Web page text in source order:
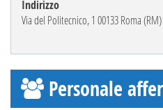
Indirizzo
Via del Politecnico, 1 00133 Roma (RM)
Personale